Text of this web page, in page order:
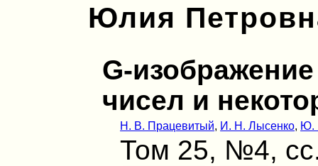
Юлия
G-
чисел и
Н. В. Працевитый, И. Н. Лысенко, Ю.
Том 25, №4,